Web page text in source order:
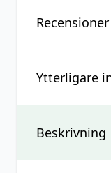
Beskrivning
Ytterligare
Vikt
Recensioner
Recensioner
Det finns inga
Bli först
Led-list Pro,